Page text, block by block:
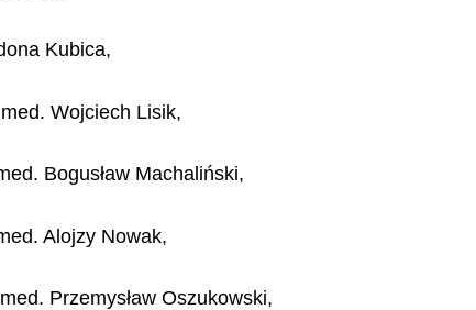
Kubica,
Wojciech Lisik,
Bogusław Machaliński,
Alojzy Nowak,
Przemysław Oszukowski,